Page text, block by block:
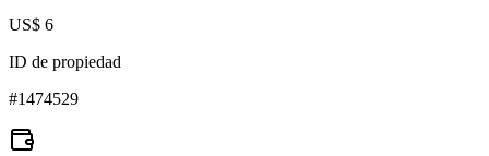
US$ 6
ID de propiedad
#1474529